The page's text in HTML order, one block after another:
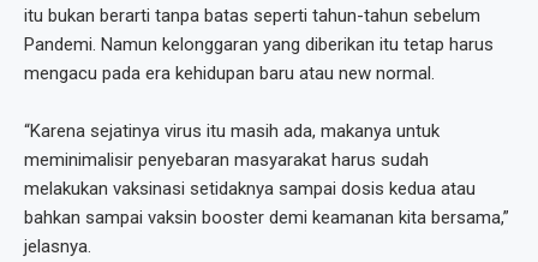
itu bukan berarti tanpa batas seperti tahun-tahun sebelum
Pandemi. Namun kelonggaran yang diberikan itu tetap harus
mengacu pada era kehidupan baru atau new normal.
“Karena sejatinya virus itu masih ada, makanya untuk
meminimalisir penyebaran masyarakat harus sudah
melakukan vaksinasi setidaknya sampai dosis kedua atau
bahkan sampai vaksin booster demi keamanan kita bersama,”
jelasnya.